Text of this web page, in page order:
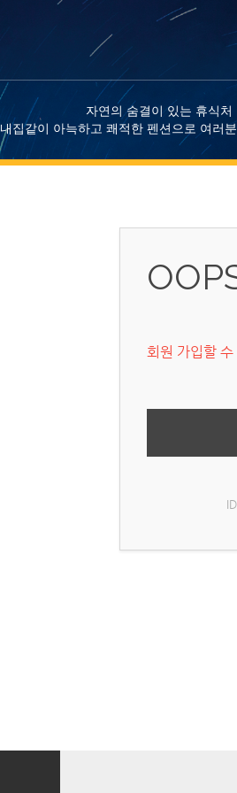
메뉴 건너뛰기
자연의 숨결이 있는 휴식처
내집같이 아늑하고 쾌적한 펜션으로 여러
회원 가입할